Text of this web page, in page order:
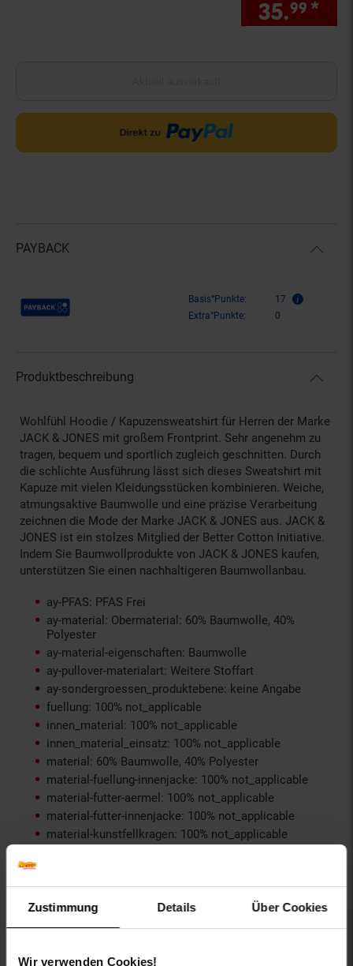
Zustimmung Details Über Cookies
Wir verwenden Cookies!
35.99 *
PAYBACK
Payback Punkte Basis°Punkte:
17
Extra°Punkte:
0
Produktbeschreibung
Wohlfühl Hoodie / Kapuzensweatshirt für Herren der Marke
JACK & JONES mit großem Frontprint. Sehr angenehm zu
tragen, bequem und sportlich zugleich geschnitten. Durch
die schlichte Ausführung lässt sich dieses Sweatshirt mit
Kapuze mit vielen Kleidungsstücken kombinieren. Weiche,
atmungsaktive Baumwolle und eine präzise Verarbeitung
zeichnen die Mode der Marke JACK & JONES aus. JACK &
JONES ist ein stolzes Mitglied der Better Cotton Initiative.
Indem Sie Baumwollprodukte von JACK & JONES kaufen,
unterstützen Sie einen nachhaltigeren Baumwollanbau.
ay-PFAS: PFAS Frei
ay-material: Obermaterial: 60% Baumwolle, 40%
Polyester
ay-material-eigenschaften: Baumwolle
ay-pullover-materialart: Weitere Stoffart
ay-sondergroessen_produktebene: keine Angabe
fuellung: 100% not_applicable
innen_material: 100% not_applicable
innen_material_einsatz: 100% not_applicable
material: 60% Baumwolle, 40% Polyester
material-fuellung-innenjacke: 100% not_applicable
material-futter-aermel: 100% not_applicable
material-futter-innenjacke: 100% not_applicable
material-kunstfellkragen: 100% not_applicable
material-oberstoff-mittlere-schicht: 100%
not_applicable
material-oberstoff-rueckseite: 100% not_applicable